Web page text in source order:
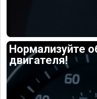
Нормализуйте
двигателя!